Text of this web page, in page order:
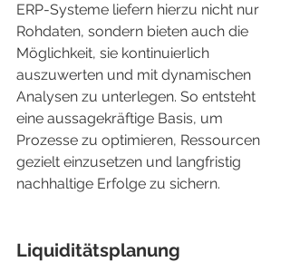
ERP-Systeme liefern hierzu nicht nur
Rohdaten, sondern bieten auch die
Möglichkeit, sie kontinuierlich
auszuwerten und mit dynamischen
Analysen zu unterlegen. So entsteht
eine aussagekräftige Basis, um
Prozesse zu optimieren, Ressourcen
gezielt einzusetzen und langfristig
nachhaltige Erfolge zu sichern.
Liquiditätsplanung